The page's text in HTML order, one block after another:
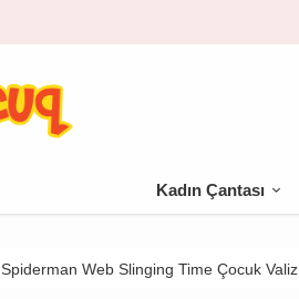
Kadın Çantası
Spiderman Web Slinging Time Çocuk Valiz